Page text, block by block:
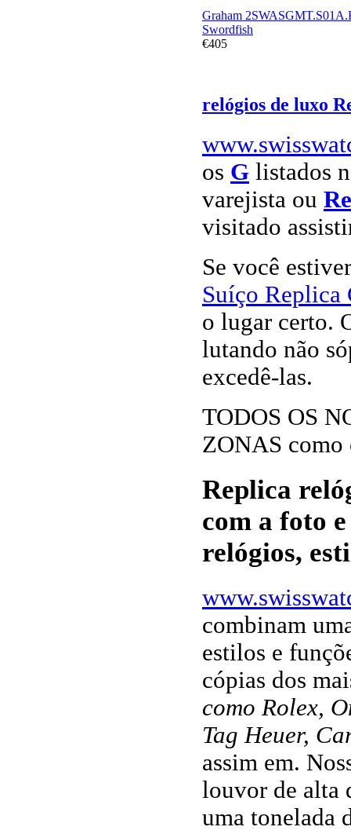
Graham
Swordfish
€405
relógios de luxo
os G listados
varejista ou
visitado
Se você
Suíço Replica
o lugar certo.
lutando não
excedê-las.
TODOS OS
ZONAS
Replica
com a foto
relógios,
combinam
estilos e
cópias dos
como Rolex,
Tag Heuer,
assim em.
louvor de alta
uma tonelada